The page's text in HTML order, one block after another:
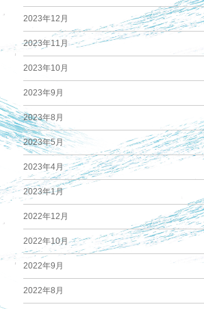
2023年12月
2023年11月
2023年10月
2023年9月
2023年8月
2023年5月
2023年4月
2023年1月
2022年12月
2022年10月
2022年9月
2022年8月